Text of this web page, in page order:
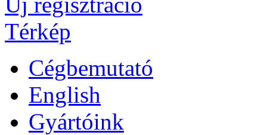
Térkép
Cégbemutató
English
Gyártóink